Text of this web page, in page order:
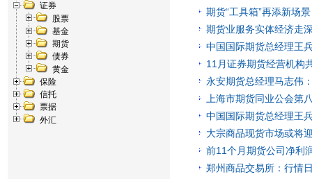
证券
股票
基金
期货
债券
黄金
保险
信托
票据
外汇
期货“工具箱”再添新场
期货业服务实体经济走
中国国际期货总经理王
11月证券期货经营机构
永安期货总经理马志伟
上海市期货同业公会第
中国国际期货总经理王
大宗商品现货市场或将
前11个月期货公司净利
郑州商品交易所：行情